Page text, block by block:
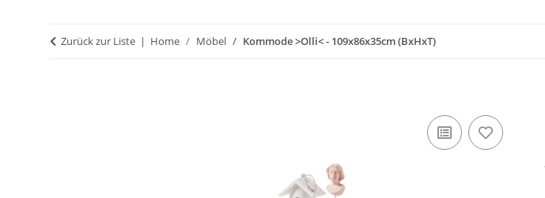
Zurück zur Liste Home Möbel Kommode >Olli< - 109x86x35cm (BxHxT)